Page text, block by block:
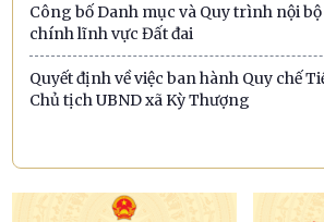
Công bố Danh mục và Quy trình nội
chính lĩnh vực Đất đai
Quyết định về việc ban hành Quy chế
Chủ tịch UBND xã Kỳ Thượng